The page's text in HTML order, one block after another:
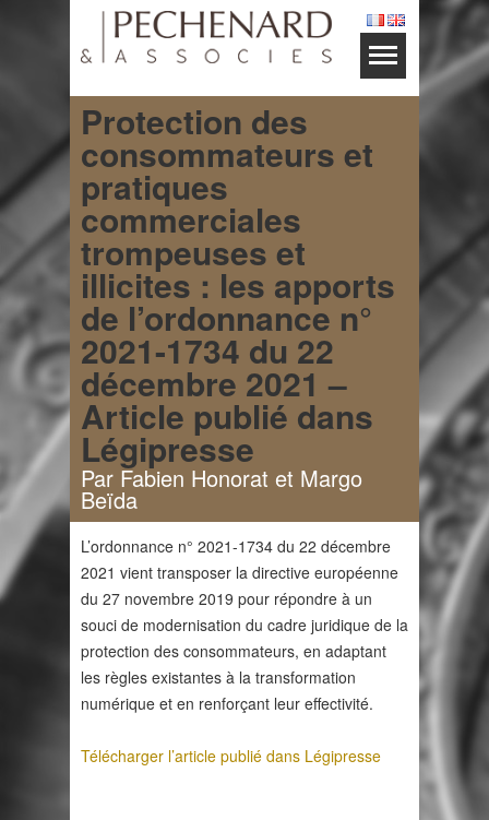
Protection des
consommateurs et
pratiques
commerciales
trompeuses et
illicites : les apports
de l’ordonnance n°
2021-1734 du 22
décembre 2021 –
Article publié dans
Légipresse
Par Fabien Honorat et Margo
Beïda
L’ordonnance n° 2021-1734 du 22 décembre
2021 vient transposer la directive européenne
du 27 novembre 2019 pour répondre à un
souci de modernisation du cadre juridique de la
protection des consommateurs, en adaptant
les règles existantes à la transformation
numérique et en renforçant leur effectivité.
Télécharger l’article publié dans Légipresse